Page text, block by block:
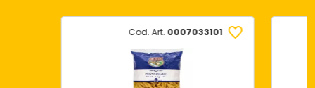
Cod. Art. 0007033101